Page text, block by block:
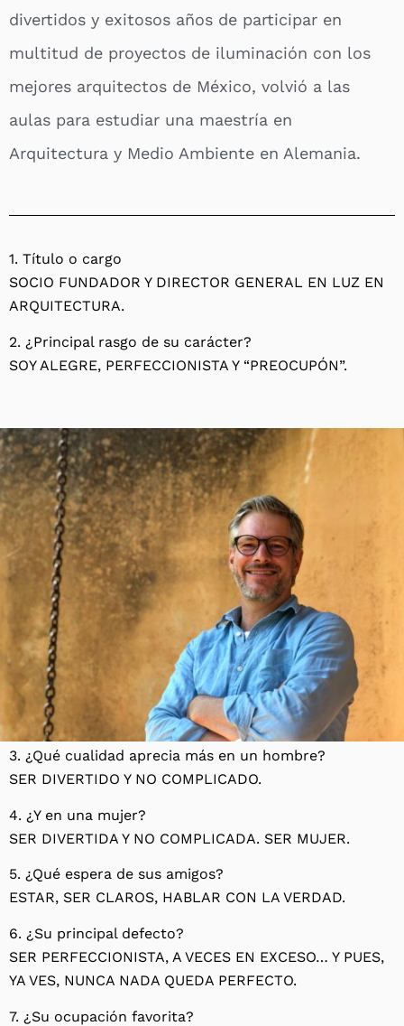
divertidos y exitosos años de participar en
multitud de proyectos de iluminación con los
mejores arquitectos de México, volvió a las
aulas para estudiar una maestría en
Arquitectura y Medio Ambiente en Alemania.
1. Título o cargo
SOCIO FUNDADOR Y DIRECTOR GENERAL EN LUZ EN
ARQUITECTURA.
2. ¿Principal rasgo de su carácter?
SOY ALEGRE, PERFECCIONISTA Y “PREOCUPÓN”.
3. ¿Qué cualidad aprecia más en un hombre?
SER DIVERTIDO Y NO COMPLICADO.
4. ¿Y en una mujer?
SER DIVERTIDA Y NO COMPLICADA. SER MUJER.
5. ¿Qué espera de sus amigos?
ESTAR, SER CLAROS, HABLAR CON LA VERDAD.
6. ¿Su principal defecto?
SER PERFECCIONISTA, A VECES EN EXCESO… Y PUES,
YA VES, NUNCA NADA QUEDA PERFECTO.
7. ¿Su ocupación favorita?